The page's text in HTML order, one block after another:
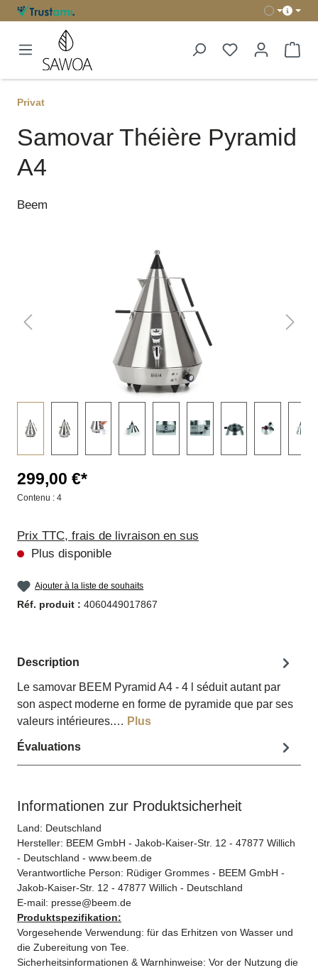
principal
Le
Privat
Samovar Théière Pyramid
A4
Beem
Ignorer la galerie d'images
299,00 €*
Contenu : 4
Prix TTC, frais de livraison en sus
Plus disponible
Ajouter à la liste de souhaits
Réf. produit : 4060449017867
Description
Le samovar BEEM Pyramid A4 - 4 l séduit autant par
son aspect moderne en forme de pyramide que par ses
valeurs intérieures.… Plus
Évaluations
Informationen zur Produktsicherheit
Land: Deutschland
Hersteller: BEEM GmbH - Jakob-Kaiser-Str. 12 - 47877 Willich
- Deutschland - www.beem.de
Verantwortliche Person: Rüdiger Grommes - BEEM GmbH -
Jakob-Kaiser-Str. 12 - 47877 Willich - Deutschland
E-mail: presse@beem.de
Produktspezifikation:
Vorgesehende Verwendung: für das Erhitzen von Wasser und
die Zubereitung von Tee.
Sicherheitsinformationen & Warnhinweise: Vor der Nutzung die